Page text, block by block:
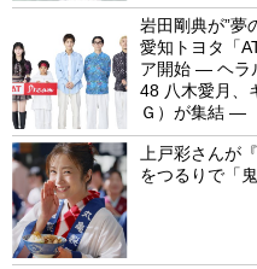
岩田剛典が”夢
愛知トヨタ「
ア開始 ― ヘラ
48 八木愛月、
Ｇ）が集結 ―
上戸彩さんが
をつるりで「